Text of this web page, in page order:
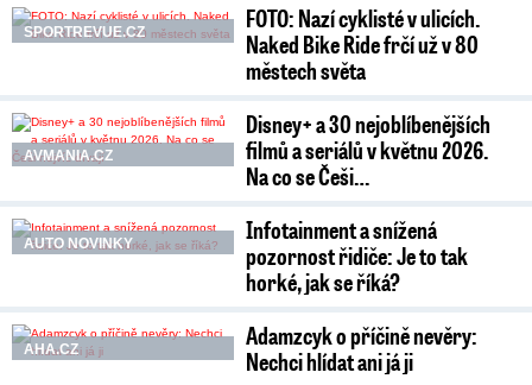
SPORTREVUE.CZ
FOTO: Nazí cyklisté v ulicích.
Naked Bike Ride frčí už v 80
městech světa
AVMANIA.CZ
Disney+ a 30 nejoblíbenějších
filmů a seriálů v květnu 2026.
Na co se Češi…
AUTO NOVINKY
Infotainment a snížená
pozornost řidiče: Je to tak
horké, jak se říká?
AHA.CZ
Adamzcyk o příčině nevěry:
Nechci hlídat ani já ji